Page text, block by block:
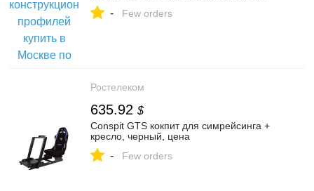
- Few orders
Ростелеком
635.92 $
Conspit GTS кокпит для симрейсинга +
кресло, черный, цена
- Few orders